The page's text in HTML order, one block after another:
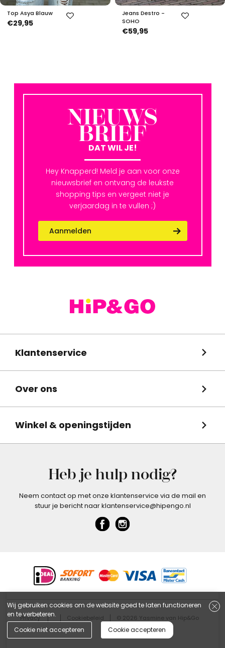
Top Asya Blauw
€29,95
Jeans Destro -
SOHO
€59,95
NIEUWS
BRIEF
DAT WIL JE!
Hey Knapperd! Meld je aan voor onze
nieuwsbrief en ontvang de leukste
shopping tips en vergeet niet je
verjaardag in te vullen ;)
Aanmelden
Klantenservice
Over ons
Winkel & openingstijden
Heb je hulp nodig?
Neem contact op met onze klantenservice via de mail en
stuur je bericht naar klantenservice@hipengo.nl
Privacy Cookiebeleid © 2026 Yasmine van Hip&Go
Wij gebruiken cookies om de website goed te laten functioneren
en te verbeteren.